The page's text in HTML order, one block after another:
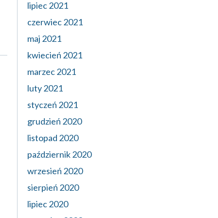
lipiec 2021
czerwiec 2021
maj 2021
kwiecień 2021
marzec 2021
luty 2021
styczeń 2021
grudzień 2020
listopad 2020
październik 2020
wrzesień 2020
sierpień 2020
lipiec 2020